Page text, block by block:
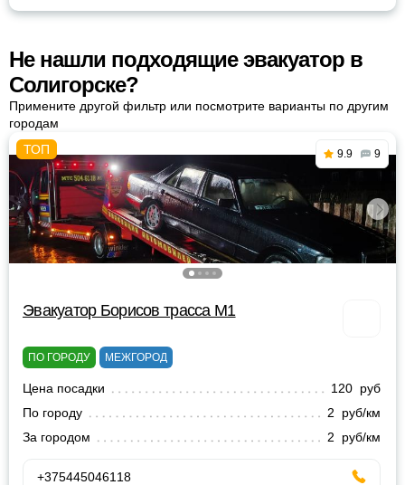
Не нашли подходящие эвакуатор в
Солигорске?
Примените другой фильтр или посмотрите варианты по другим
городам
9.9 9
Эвакуатор Борисов трасса М1
ПО ГОРОДУ МЕЖГОРОД
Цена посадки
120 руб
По городу
2 руб/км
За городом
2 руб/км
+375445046118